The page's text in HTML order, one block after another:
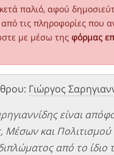
παλιό, αφού
τις πληροφορίες που
με μέσω της φόρμας
Γιώργος
είναι
Μέσων και
από το ίδιο